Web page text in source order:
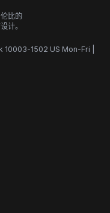
比的
计。
1502 US Mon-Fri |